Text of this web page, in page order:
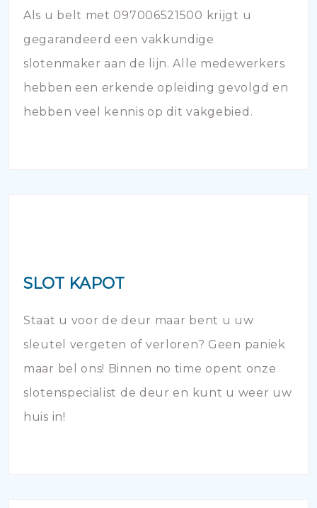
Als u belt met 097006521500 krijgt u
gegarandeerd een vakkundige
slotenmaker aan de lijn. Alle medewerkers
hebben een erkende opleiding gevolgd en
hebben veel kennis op dit vakgebied.
SLOT KAPOT
Staat u voor de deur maar bent u uw
sleutel vergeten of verloren? Geen paniek
maar bel ons! Binnen no time opent onze
slotenspecialist de deur en kunt u weer uw
huis in!